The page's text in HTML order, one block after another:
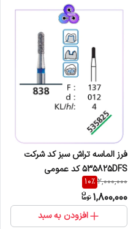
فرز الماسه تراش سبز کد شرکت
535825DFS کد عمومی
838/137/012
2,000,000
10%
1,800,000
افزودن به سبد